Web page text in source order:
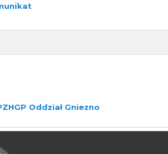
Oddział Gniezno